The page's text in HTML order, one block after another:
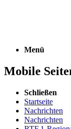
Menü
Mobile
Schließen
Startseite
Nachrichten
Nachrichten